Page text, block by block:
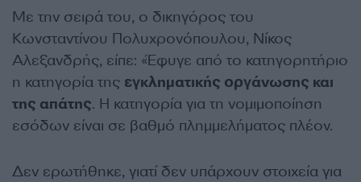
Με την σειρά του, ο δικηγόρος του
Κωνσταντίνου Πολυχρονόπουλου, Νίκος
Αλεξανδρής, είπε: «Έφυγε από το κατηγορητήριο
η κατηγορία της εγκληματικής οργάνωσης και
της απάτης. Η κατηγορία για τη νομιμοποίηση
εσόδων είναι σε βαθμό πλημμελήματος πλέον.
Δεν ερωτήθηκε, γιατί δεν υπάρχουν στοιχεία για